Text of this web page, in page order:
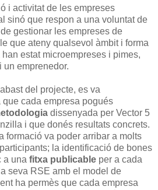
i activitat de les empreses
sinó que respon a una voluntat de
gestionar les empreses de
que ateny qualsevol àmbit i forma
estat microempreses i pimes,
un emprenedor.
del projecte, es va
cada empresa pogués
dissenyada per Vector 5
i que donés resultats concrets.
formació va poder arribar a molts
la identificació de bones
a una fitxa publicable per a cada
seva RSE amb el model de
ha permès que cada empresa